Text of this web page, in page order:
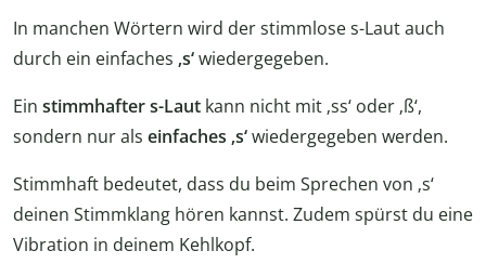
In manchen Wörtern wird der stimmlose s-Laut auch
durch ein einfaches ‚s‘wiedergegeben.
Ein stimmhafter s-Laut kann nicht mit ‚ss‘ oder ‚ß‘,
sondern nur als einfaches ‚s‘wiedergegeben werden.
Stimmhaft bedeutet, dass du beim Sprechen von ‚s‘
deinen Stimmklang hören kannst. Zudem spürst du eine
Vibration in deinem Kehlkopf.